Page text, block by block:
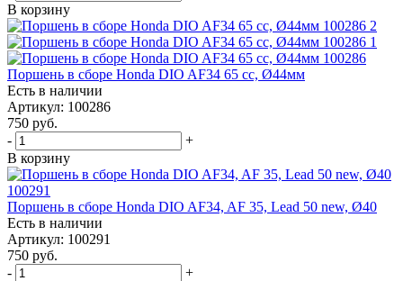
В корзину
Поршень в сборе Honda DIO AF34 65 cc, Ø44мм
Есть в наличии
Артикул: 100286
750 руб.
-
+
В корзину
Поршень в сборе Honda DIO AF34, AF 35, Lead 50 new, Ø40
Есть в наличии
Артикул: 100291
750 руб.
-
+